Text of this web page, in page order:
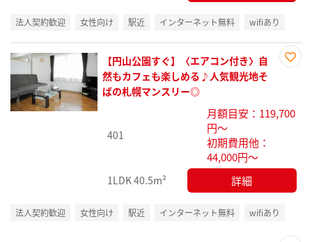
法人契約歓迎 女性向け 駅近 インターネット無料 wifiあり
録
【円山公園すぐ】〈エアコン付き〉自
然もカフェも楽しめる♪人気観光地そ
ばの札幌マンスリー◎
401
月額目安：119,700
円～
初期費用他：
44,000円～
1LDK40.5m² 詳細
法人契約歓迎 女性向け 駅近 インターネット無料 wifiあり